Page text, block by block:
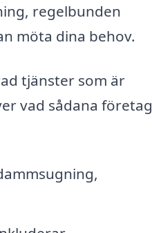
regelbunden
möta dina behov.
tjänster som är
vad sådana företag